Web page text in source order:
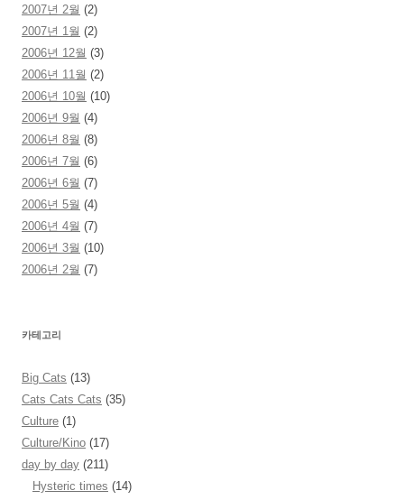
2007년 2월 (2)
2007년 1월 (2)
2006년 12월 (3)
2006년 11월 (2)
2006년 10월 (10)
2006년 9월 (4)
2006년 8월 (8)
2006년 7월 (6)
2006년 6월 (7)
2006년 5월 (4)
2006년 4월 (7)
2006년 3월 (10)
2006년 2월 (7)
카테고리
Big Cats (13)
Cats Cats Cats (35)
Culture (1)
Culture/Kino (17)
day by day (211)
Hysteric times (14)